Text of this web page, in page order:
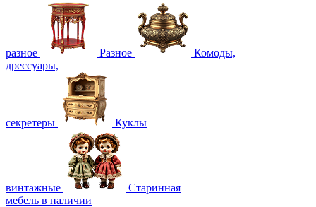
разное Разное
Комоды,
дрессуары,
секретеры Куклы
винтажные
Старинная
мебель в наличии